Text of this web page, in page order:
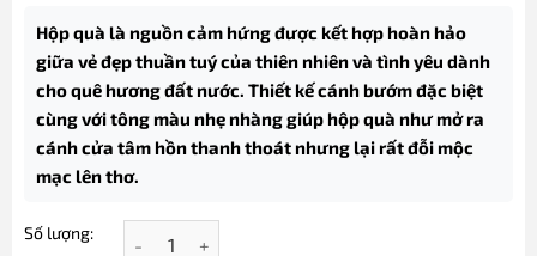
Hộp quà là nguồn cảm hứng được kết hợp hoàn hảo
giữa vẻ đẹp thuần tuý của thiên nhiên và tình yêu dành
cho quê hương đất nước. Thiết kế cánh bướm đặc biệt
cùng với tông màu nhẹ nhàng giúp hộp quà như mở ra
cánh cửa tâm hồn thanh thoát nhưng lại rất đỗi mộc
mạc lên thơ.
Số lượng: